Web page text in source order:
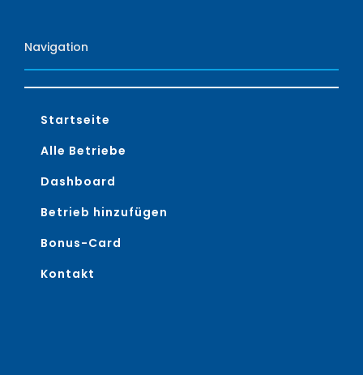
Navigation
Startseite
Alle Betriebe
Dashboard
Betrieb hinzufügen
Bonus-Card
Kontakt